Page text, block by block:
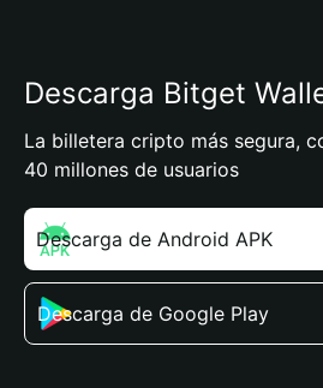
Descarga Bitget
La billetera cripto más segura,
40 millones de usuarios
Descarga de Android APK
Descarga de Google Play